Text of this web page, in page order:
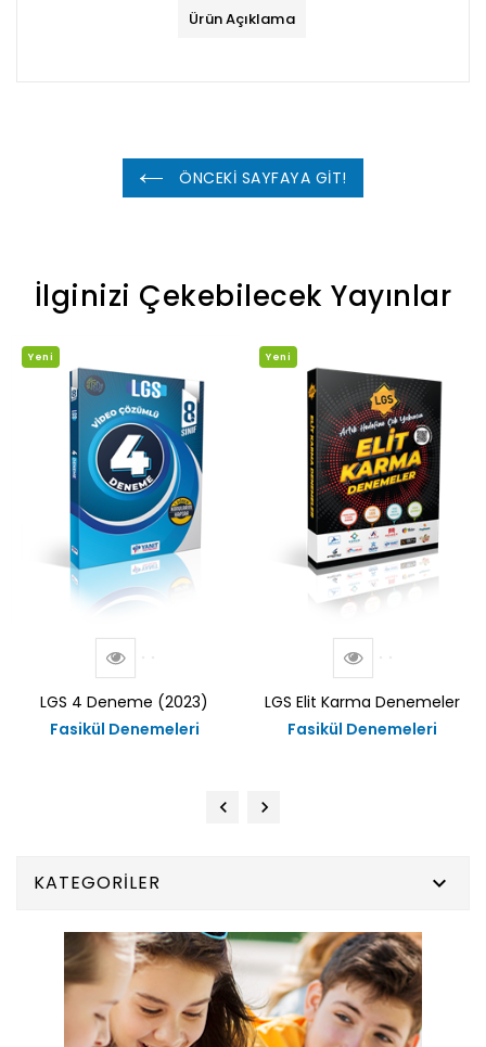
Ürün Açıklama
ÖNCEKİ SAYFAYA GİT!
İlginizi Çekebilecek Yayınlar
Yeni
LGS 4 Deneme (2023)
Fasikül Denemeleri
Yeni
LGS Elit Karma Denemeler
Fasikül Denemeleri
KATEGORILER 